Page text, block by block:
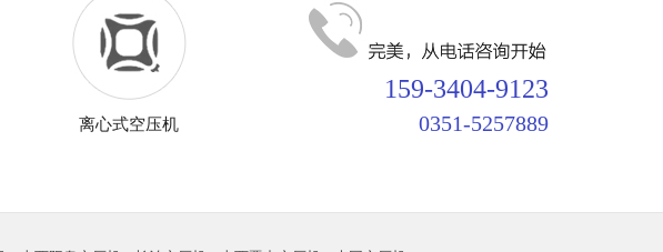
离心式空压机
159-3404-9123
0351-5257889